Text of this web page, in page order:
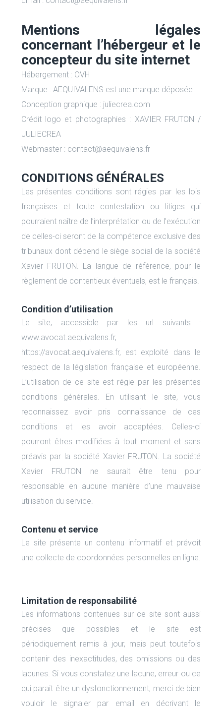
Mentions légales
concernant l’hébergeur et le
concepteur du site internet
Hébergement : OVH
Marque : AEQUIVALENS est une marque déposée
Conception graphique : juliecrea.com
Crédit logo et photographies : XAVIER FRUTON /
JULIECREA
Webmaster : contact@aequivalens.fr
CONDITIONS GÉNÉRALES
Les présentes conditions sont régies par les lois
françaises et toute contestation ou litiges qui
pourraient naître de l’interprétation ou de l’exécution
de celles-ci seront de la compétence exclusive des
tribunaux dont dépend le siège social de la société
Xavier FRUTON. La langue de référence, pour le
règlement de contentieux éventuels, est le français.
Condition d’utilisation
Le site, accessible par les url suivants :
www.avocat.aequivalens.fr,
https://avocat.aequivalens.fr, est exploité dans le
respect de la législation française et européenne.
L’utilisation de ce site est régie par les présentes
conditions générales. En utilisant le site, vous
reconnaissez avoir pris connaissance de ces
conditions et les avoir acceptées. Celles-ci
pourront êtres modifiées à tout moment et sans
préavis par la société Xavier FRUTON. La société
Xavier FRUTON ne saurait être tenu pour
responsable en aucune manière d’une mauvaise
utilisation du service.
Contenu et service
Le site présente un contenu informatif et prévoit
une collecte de coordonnées personnelles en ligne.
Limitation de responsabilité
Les informations contenues sur ce site sont aussi
précises que possibles et le site est
périodiquement remis à jour, mais peut toutefois
contenir des inexactitudes, des omissions ou des
lacunes. Si vous constatez une lacune, erreur ou ce
qui parait être un dysfonctionnement, merci de bien
vouloir le signaler par email en décrivant le